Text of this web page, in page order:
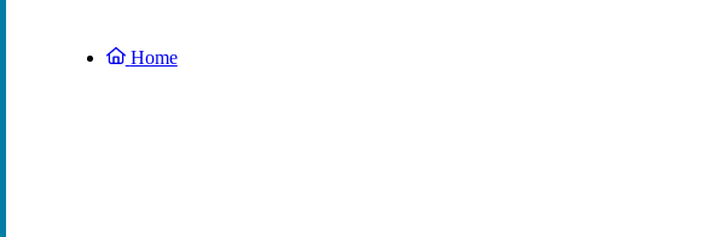
Home